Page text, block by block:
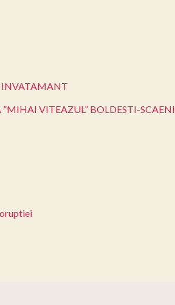
INVATAMANT
VITEAZUL” BOLDESTI-SCAENI